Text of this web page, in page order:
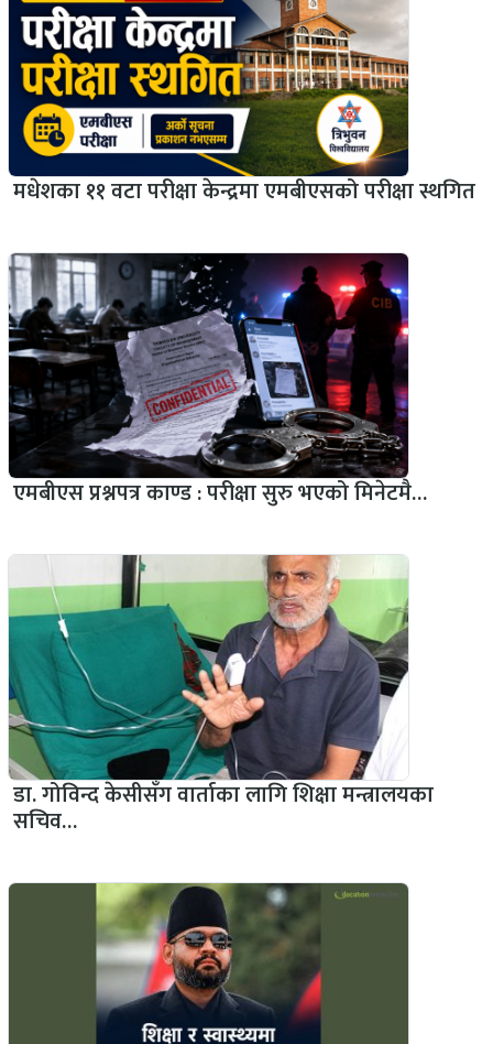
मधेशका ११ वटा परीक्षा केन्द्रमा एमबीएसको परीक्षा स्थगित
एमबीएस प्रश्नपत्र काण्ड : परीक्षा सुरु भएको मिनेटमै…
डा. गोविन्द केसीसँग वार्ताका लागि शिक्षा मन्त्रालयका
सचिव…